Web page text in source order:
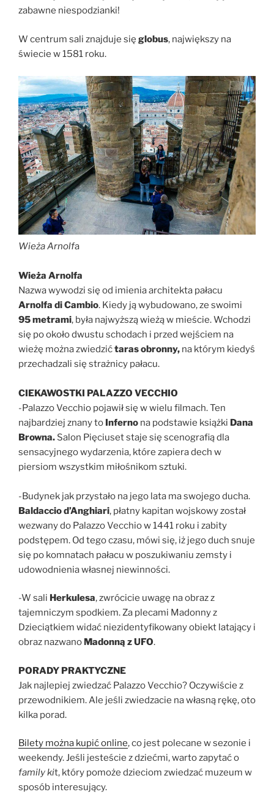
zabawne niespodzianki!
W centrum sali znajduje się globus, największy na
świecie w 1581 roku.
Wieża Arnolfa
Wieża Arnolfa
Nazwa wywodzi się od imienia architekta pałacu
Arnolfa di Cambio. Kiedy ją wybudowano, ze swoimi
95 metrami, była najwyższą wieżą w mieście. Wchodzi
się po około dwustu schodach i przed wejściem na
wieżę można zwiedzićtaras obronny, na którym kiedyś
przechadzali się strażnicy pałacu.
CIEKAWOSTKI PALAZZO VECCHIO
-Palazzo Vecchio pojawił się w wielu filmach. Ten
najbardziej znany to Inferno na podstawie książki Dana
Browna. Salon Pięciuset staje się scenografią dla
sensacyjnego wydarzenia, które zapiera dech w
piersiom wszystkim miłośnikom sztuki.
-Budynek jak przystało na jego lata ma swojego ducha.
Baldaccio d’Anghiari, płatny kapitan wojskowy został
wezwany do Palazzo Vecchio w 1441 roku i zabity
podstępem. Od tego czasu, mówi się, iż jego duch snuje
się po komnatach pałacu w poszukiwaniu zemsty i
udowodnienia własnej niewinności.
-W sali Herkulesa, zwrócicie uwagę na obraz z
tajemniczym spodkiem. Za plecami Madonny z
Dzieciątkiem widać niezidentyfikowany obiekt latający i
obraz nazwano Madonną z UFO.
PORADY PRAKTYCZNE
Jak najlepiej zwiedzać Palazzo Vecchio? Oczywiście z
przewodnikiem. Ale jeśli zwiedzacie na własną rękę, oto
kilka porad.
Bilety można kupić online, co jest polecane w sezonie i
weekendy. Jeśli jesteście z dziećmi, warto zapytać o
family kit, który pomoże dzieciom zwiedzać muzeum w
sposób interesujący.